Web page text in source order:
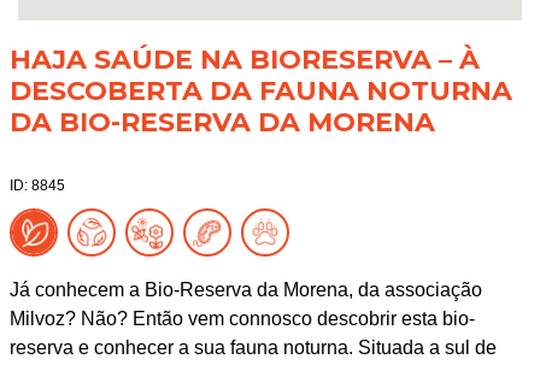
HAJA SAÚDE NA BIORESERVA – À
DESCOBERTA DA FAUNA NOTURNA
DA BIO-RESERVA DA MORENA
ID: 8845
Já conhecem a Bio-Reserva da Morena, da associação
Milvoz? Não? Então vem connosco descobrir esta bio-
reserva e conhecer a sua fauna noturna. Situada a sul de